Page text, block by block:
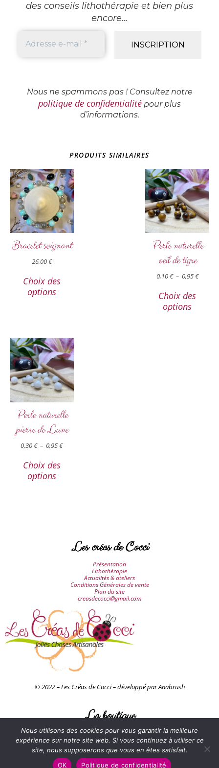
des conseils lithothérapie et bien plus
encore...
Nous ne spammons pas ! Consultez notre
politique de confidentialité pour plus
d’informations.
PRODUITS SIMILAIRES
Bracelet soignant
26,00€
Choix des
options
Perle naturelle
oeil de tigre
0,10€ – 0,95€
Choix des
options
Perle naturelle
pierre de Lune
0,30€ – 0,95€
Choix des
options
Les créas de Cocci
Présentation
Lithothérapie
Actualités & ateliers
Conditions Générales de vente
Plan du site
creasdecocci@gmail.com
© 2022 – Les Créas de Cocci – développé par Anabrush
La boutique
Accessoires & décorations
Attrapes-rêves
Juju-hats
Perles
Nous utilisons des cookies pour vous garantir la meilleure
expérience sur notre site web. Si vous continuez à utiliser ce
site, nous supposerons que vous en êtes satisfait.
OK
Politique de confidentialité